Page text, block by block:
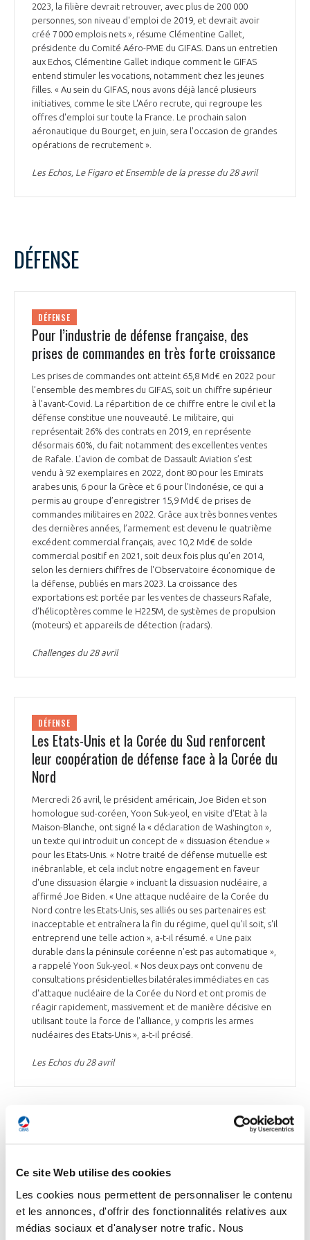
Ce site Web utilise des cookies
Les cookies nous permettent de personnaliser le contenu
et les annonces, d'offrir des fonctionnalités relatives aux
médias sociaux et d'analyser notre trafic. Nous
2023, la filière devrait retrouver, avec plus de 200 000
personnes, son niveau d'emploi de 2019, et devrait avoir
créé 7 000 emplois nets », résume Clémentine Gallet,
présidente du Comité Aéro-PME du GIFAS. Dans un entretien
aux Echos, Clémentine Gallet indique comment le GIFAS
entend stimuler les vocations, notamment chez les jeunes
filles. « Au sein du GIFAS, nous avons déjà lancé plusieurs
initiatives, comme le site L'Aéro recrute, qui regroupe les
offres d'emploi sur toute la France. Le prochain salon
aéronautique du Bourget, en juin, sera l'occasion de grandes
opérations de recrutement ».
Les Echos, Le Figaro et Ensemble de la presse du 28 avril
DÉFENSE
DÉFENSE
Pour l’industrie de défense française, des
prises de commandes en très forte croissance
Les prises de commandes ont atteint 65,8 Md€ en 2022 pour
l’ensemble des membres du GIFAS, soit un chiffre supérieur
à l’avant-Covid. La répartition de ce chiffre entre le civil et la
défense constitue une nouveauté. Le militaire, qui
représentait 26% des contrats en 2019, en représente
désormais 60%, du fait notamment des excellentes ventes
de Rafale. L’avion de combat de Dassault Aviation s’est
vendu à 92 exemplaires en 2022, dont 80 pour les Emirats
arabes unis, 6 pour la Grèce et 6 pour l’Indonésie, ce qui a
permis au groupe d’enregistrer 15,9 Md€ de prises de
commandes militaires en 2022. Grâce aux très bonnes ventes
des dernières années, l’armement est devenu le quatrième
excédent commercial français, avec 10,2 Md€ de solde
commercial positif en 2021, soit deux fois plus qu’en 2014,
selon les derniers chiffres de l'Observatoire économique de
la défense, publiés en mars 2023. La croissance des
exportations est portée par les ventes de chasseurs Rafale,
d’hélicoptères comme le H225M, de systèmes de propulsion
(moteurs) et appareils de détection (radars).
Challenges du 28 avril
DÉFENSE
Les Etats-Unis et la Corée du Sud renforcent
leur coopération de défense face à la Corée du
Nord
Mercredi 26 avril, le président américain, Joe Biden et son
homologue sud-coréen, Yoon Suk-yeol, en visite d'Etat à la
Maison-Blanche, ont signé la « déclaration de Washington »,
un texte qui introduit un concept de « dissuasion étendue »
pour les Etats-Unis. « Notre traité de défense mutuelle est
inébranlable, et cela inclut notre engagement en faveur
d'une dissuasion élargie » incluant la dissuasion nucléaire, a
affirmé Joe Biden. « Une attaque nucléaire de la Corée du
Nord contre les Etats-Unis, ses alliés ou ses partenaires est
inacceptable et entraînera la fin du régime, quel qu'il soit, s'il
entreprend une telle action », a-t-il résumé. « Une paix
durable dans la péninsule coréenne n'est pas automatique »,
a rappelé Yoon Suk-yeol. « Nos deux pays ont convenu de
consultations présidentielles bilatérales immédiates en cas
d'attaque nucléaire de la Corée du Nord et ont promis de
réagir rapidement, massivement et de manière décisive en
utilisant toute la force de l'alliance, y compris les armes
nucléaires des Etats-Unis », a-t-il précisé.
Les Echos du 28 avril
INTERNATIONAL
INTERNATIONAL
En Inde, les grands groupes français « aux